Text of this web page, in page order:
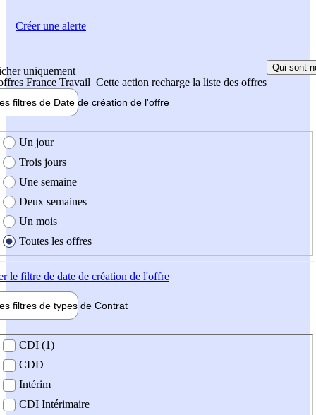
uniquement
France Travail Cette action recharge la liste des offres
Qui sont
filtres de Date de création de l'offre
création de l'offre
Un jour
Trois jours
Une semaine
Deux semaines
Un mois
Toutes les offres
le filtre de date de création de l'offre
filtres de types de Contrat
contrat
CDI (1)
CDD
Intérim
CDI Intérimaire
Créer une alerte